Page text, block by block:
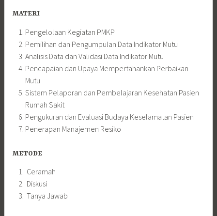
MATERI
Pengelolaan Kegiatan PMKP
Pemilihan dan Pengumpulan Data Indikator Mutu
Analisis Data dan Validasi Data Indikator Mutu
Pencapaian dan Upaya Mempertahankan Perbaikan
Mutu
Sistem Pelaporan dan Pembelajaran Kesehatan Pasien
Rumah Sakit
Pengukuran dan Evaluasi Budaya Keselamatan Pasien
Penerapan Manajemen Resiko
METODE
Ceramah
Diskusi
Tanya Jawab